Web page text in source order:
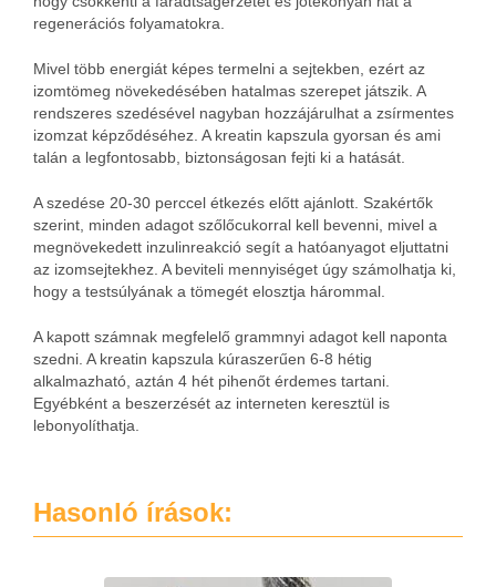
regenerációs folyamatokra.
Mivel több energiát képes termelni a sejtekben, ezért az
izomtömeg növekedésében hatalmas szerepet játszik. A
rendszeres szedésével nagyban hozzájárulhat a zsírmentes
izomzat képződéséhez. A kreatin kapszula gyorsan és ami
talán a legfontosabb, biztonságosan fejti ki a hatását.
A szedése 20-30 perccel étkezés előtt ajánlott. Szakértők
szerint, minden adagot szőlőcukorral kell bevenni, mivel a
megnövekedett inzulinreakció segít a hatóanyagot eljuttatni
az izomsejtekhez. A beviteli mennyiséget úgy számolhatja ki,
hogy a testsúlyának a tömegét elosztja hárommal.
A kapott számnak megfelelő grammnyi adagot kell naponta
szedni. A kreatin kapszula kúraszerűen 6-8 hétig
alkalmazható, aztán 4 hét pihenőt érdemes tartani.
Egyébként a beszerzését az interneten keresztül is
lebonyolíthatja.
Hasonló írások: